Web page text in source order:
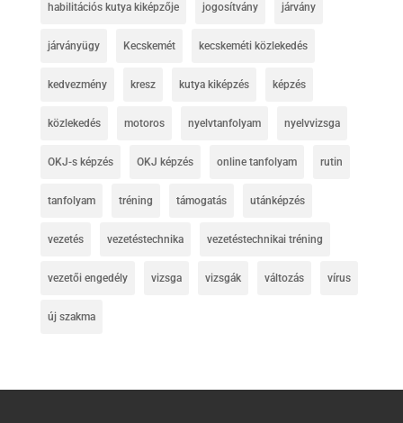
habilitációs kutya kiképzője jogosítvány járvány
járványügy Kecskemét kecskeméti közlekedés
kedvezmény kresz kutya kiképzés képzés
közlekedés motoros nyelvtanfolyam nyelvvizsga
OKJ-s képzés OKJ képzés online tanfolyam rutin
tanfolyam tréning támogatás utánképzés
vezetés vezetéstechnika vezetéstechnikai tréning
vezetői engedély vizsga vizsgák változás vírus
új szakma